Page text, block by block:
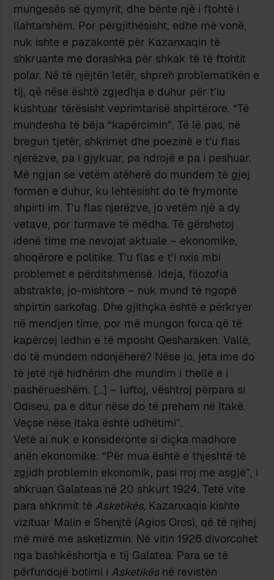
mungesës së qymyrit, dhe bënte një i ftohtë i
llahtarshëm. Por përgjithësisht, edhe më vonë,
nuk ishte e pazakontë për Kazanxaqin të
shkruante me dorashka për shkak të të ftohtit
polar. Në të njëjtën letër, shpreh problematikën e
tij, që nëse është zgjedhja e duhur për t’iu
kushtuar tërësisht veprimtarisë shpirtërore. “Të
mundesha të bëja “kapërcimin”. Të lë pas, në
bregun tjetër, shkrimet dhe poezinë e t’u flas
njerëzve, pa i gjykuar, pa ndrojë e pa i peshuar.
Më ngjan se vetëm atëherë do mundem të gjej
formën e duhur, ku lehtësisht do të frymonte
shpirti im. T’u flas njerëzve, jo vetëm një a dy
vetave, por turmave të mëdha. Të gërshetoj
idenë time me nevojat aktuale – ekonomike,
shoqërore e politike. T’u flas e t’i nxis mbi
problemet e përditshmërisë. Ideja, filozofia
abstrakte, jo-mishtore – nuk mund të ngopë
shpirtin sarkofag. Dhe gjithçka është e përkryer
në mendjen time, por më mungon forca që të
kapërcej ledhin e të mposht Qesharaken. Vallë,
do të mundem ndonjëherë? Nëse jo, jeta ime do
të jetë një hidhërim dhe mundim i thellë e i
pashërueshëm. […] – luftoj, vështroj përpara si
Odiseu, pa e ditur nëse do të prehem në Itakë.
Veçse nëse Itaka është udhëtimi”.
Vetë ai nuk e konsideronte si diçka madhore
anën ekonomike: “Për mua është e thjeshtë të
zgjidh problemin ekonomik, pasi rroj me asgjë”, i
shkruan Galateas në 20 shkurt 1924. Tetë vite
para shkrimit të Asketikës, Kazanxaqis kishte
vizituar Malin e Shenjtë (Agios Oros), që të njihej
më mirë me asketizmin. Në vitin 1926 divorcohet
nga bashkëshortja e tij Galatea. Para se të
përfundojë botimi i Asketikësnë revistën